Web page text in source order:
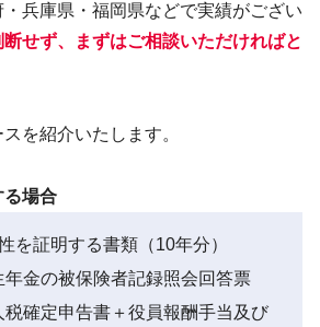
兵庫県・福岡県などで実績がござい
断せず、まずはご相談いただければと
を紹介いたします。
場合
を証明する書類（10年分）
年金の被保険者記録照会回答票
税確定申告書＋役員報酬手当及び